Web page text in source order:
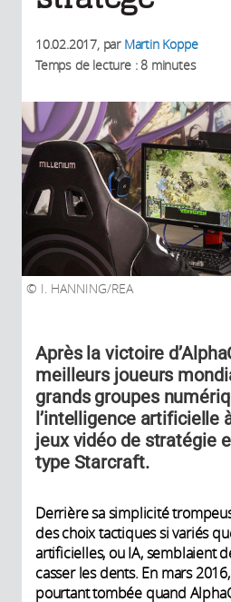
10.02.2017, par Martin Koppe
Temps de lecture : 8 minutes
I. HANNING/REA
Après la victoire
meilleurs joueurs
grands groupes
l’intelligence artificielle
jeux vidéo de stratégie
type Starcraft.
Derrière sa simplicité
des choix tactiques si variés
artificielles, ou IA, semblaient
casser les dents. En mars
pourtant tombée quand